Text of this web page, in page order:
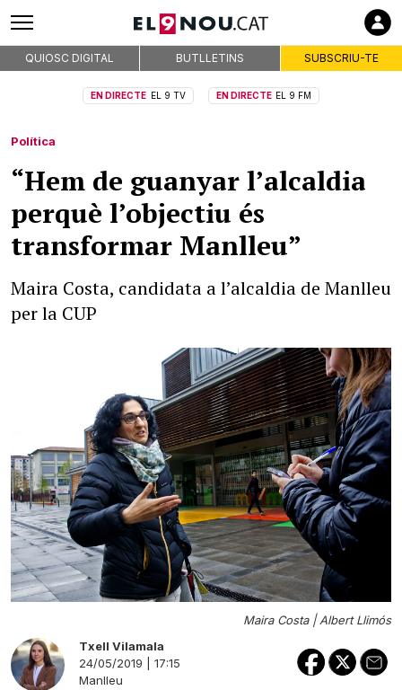
QUIOSC DIGITAL BUTLLETINS SUBSCRIU-TE
EN DIRECTE EL 9 TV EN DIRECTE EL 9 FM
Política
“Hem de guanyar l’alcaldia
perquè l’objectiu és
transformar Manlleu”
Maira Costa, candidata a l’alcaldia de Manlleu
per la CUP
Maira Costa |Albert Llimós
Txell Vilamala
24/05/2019 | 17:15
Manlleu